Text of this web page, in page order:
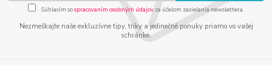
Súhlasím sospracovaním osobných údajov za účelom zasielania newslettera.
Nezmeškajte naše exkluzívne tipy, triky a jedinečné ponuky priamo vo vašej
schránke.